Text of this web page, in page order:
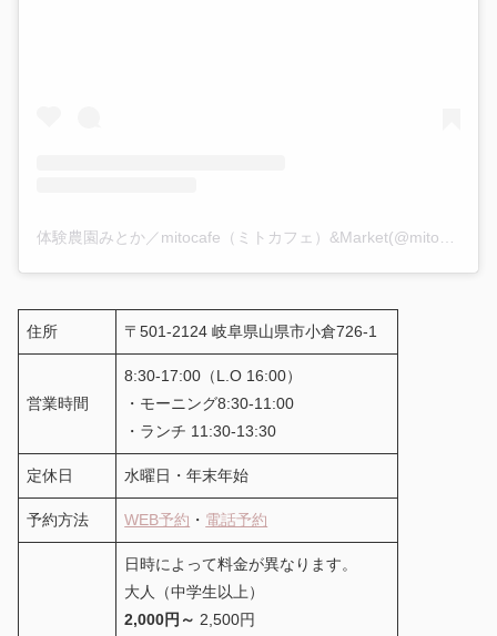
体験農園みとか／mitocafe（ミトカフェ）&Market(@mitocagifu)がシェアした投稿
住所 〒501-2124 岐阜県山県市小倉726-1
営業時間
8:30-17:00（L.O 16:00）
・モーニング8:30-11:00
・ランチ 11:30-13:30
定休日 水曜日・年末年始
予約方法 WEB予約 ・ 電話予約
日時によって料金が異なります。
大人（中学生以上）
2,000円～ 2,500円